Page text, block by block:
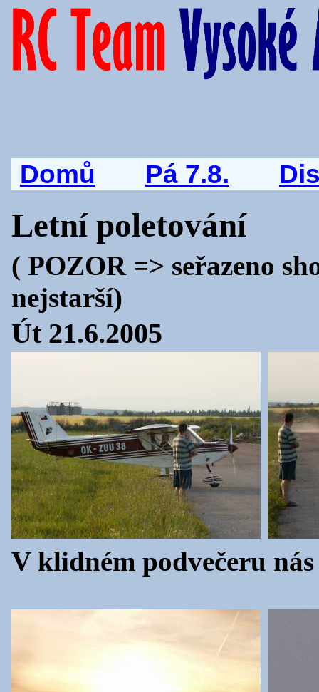
Domů Pá 7.8.
Letní poletování
( POZOR => seřazeno
nejstarší)
Út 21.6.2005
V klidném podvečeru